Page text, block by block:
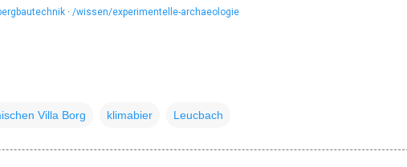
· /wissen/experimentelle-archaeologie
Villa Borg klimabier Leucbach